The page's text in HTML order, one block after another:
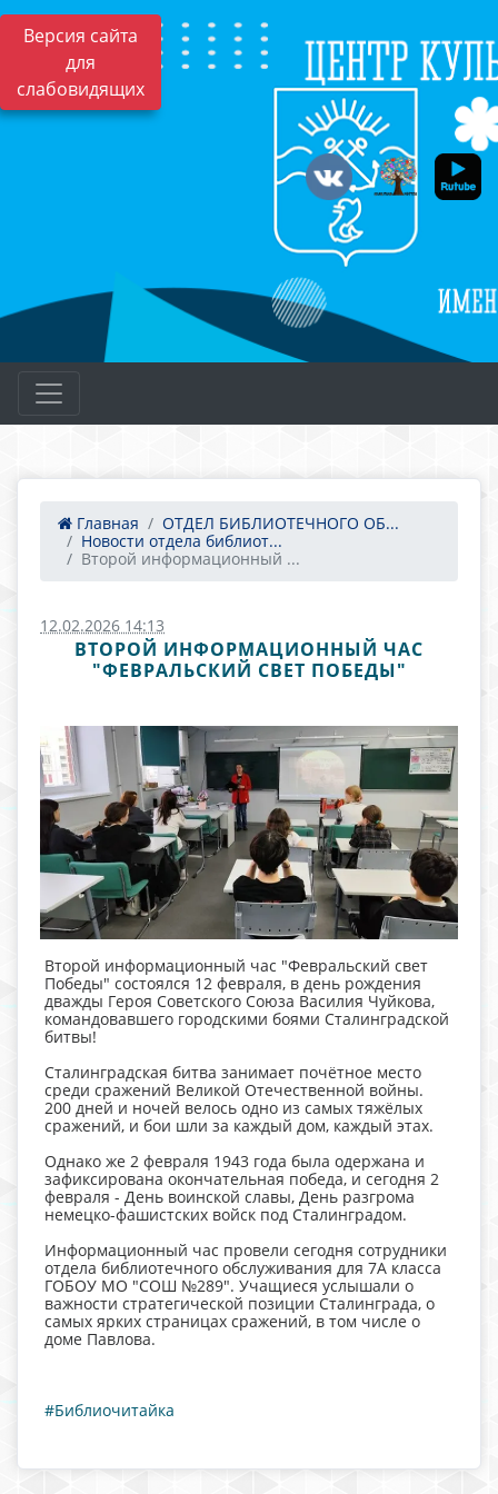
Версия сайта
для
слабовидящих
Главная
ОТДЕЛ БИБЛИОТЕЧНОГО ОБ...
Новости отдела библиот...
Второй информационный ...
12.02.2026 14:13
ВТОРОЙ ИНФОРМАЦИОННЫЙ ЧАС
"ФЕВРАЛЬСКИЙ СВЕТ ПОБЕДЫ"
Второй информационный час "Февральский свет
Победы" состоялся 12 февраля, в день рождения
дважды Героя Советского Союза Василия Чуйкова,
командовавшего городскими боями Сталинградской
битвы!
Сталинградская битва занимает почётное место
среди сражений Великой Отечественной войны.
200 дней и ночей велось одно из самых тяжёлых
сражений, и бои шли за каждый дом, каждый этах.
Однако же 2 февраля 1943 года была одержана и
зафиксирована окончательная победа, и сегодня 2
февраля - День воинской славы, День разгрома
немецко-фашистских войск под Сталинградом.
Информационный час провели сегодня сотрудники
отдела библиотечного обслуживания для 7А класса
ГОБОУ МО "СОШ №289". Учащиеся услышали о
важности стратегической позиции Сталинграда, о
самых ярких страницах сражений, в том числе о
доме Павлова.
#Библиочитайка